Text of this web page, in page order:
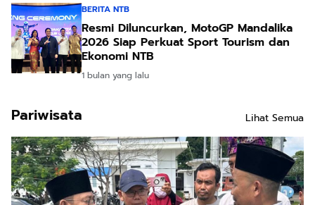
BERITA NTB
Resmi Diluncurkan, MotoGP Mandalika
2026 Siap Perkuat Sport Tourism dan
Ekonomi NTB
1 bulan yang lalu
Pariwisata Lihat Semua